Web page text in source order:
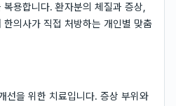
용합니다. 환자분의 체질과 증상,
의사가 직접 처방하는 개인별 맞춤
선을 위한 치료입니다. 증상 부위와